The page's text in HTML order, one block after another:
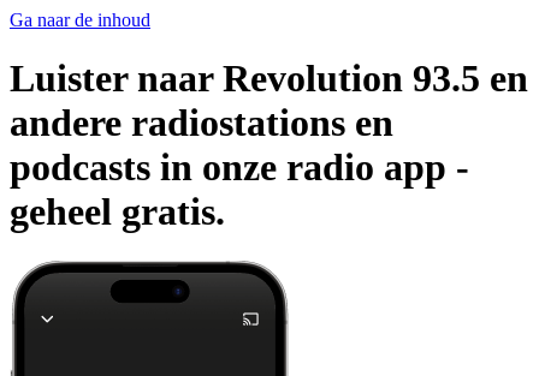
Ga naar de inhoud
Luister naar Revolution 93.5 en
andere radiostations en
podcasts in onze radio app -
geheel gratis.